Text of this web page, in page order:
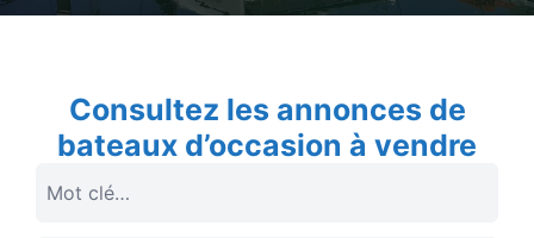
Consultez les annonces de
bateaux d’occasion à vendre